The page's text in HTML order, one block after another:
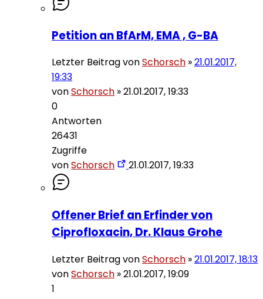
Petition an BfArM, EMA , G-BA
Letzter Beitrag vonSchorsch »21.01.2017,
19:33
vonSchorsch »21.01.2017, 19:33
0
Antworten
26431
Zugriffe
vonSchorsch 21.01.2017, 19:33
Offener Brief an Erfinder von
Ciprofloxacin, Dr. Klaus Grohe
Letzter Beitrag vonSchorsch »21.01.2017, 18:13
vonSchorsch »21.01.2017, 19:09
1